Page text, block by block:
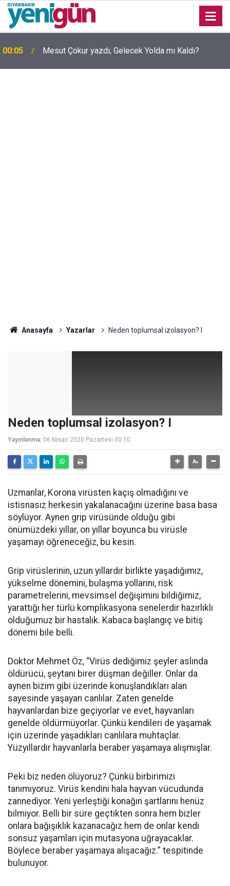
00:05 Mesut Çokur yazdı; Gelecek Yolda mı Kaldı?
Anasayfa Yazarlar Neden toplumsal izolasyon? I
Neden toplumsal izolasyon? I
Yayınlanma: 06 Nisan 2020 Pazartesi 00:10
Uzmanlar, Korona virüsten kaçış olmadığını ve
istisnasız herkesin yakalanacağını üzerine basa basa
söylüyor. Aynen grip virüsünde olduğu gibi
önümüzdeki yıllar, on yıllar boyunca bu virüsle
yaşamayı öğreneceğiz, bu kesin.
Grip virüslerinin, uzun yıllardır birlikte yaşadığımız,
yükselme dönemini, bulaşma yollarını, risk
parametrelerini, mevsimsel değişimini bildiğimiz,
yarattığı her türlü komplikasyona senelerdir hazırlıklı
olduğumuz bir hastalık. Kabaca başlangıç ve bitiş
dönemi bile belli.
Doktor Mehmet Öz, “Virüs dediğimiz şeyler aslında
öldürücü, şeytani birer düşman değiller. Onlar da
aynen bizim gibi üzerinde konuşlandıkları alan
sayesinde yaşayan canlılar. Zaten genelde
hayvanlardan bize geçiyorlar ve evet, hayvanları
genelde öldürmüyorlar. Çünkü kendileri de yaşamak
için üzerinde yaşadıkları canlılara muhtaçlar.
Yüzyıllardır hayvanlarla beraber yaşamaya alışmışlar.
Peki biz neden ölüyoruz? Çünkü birbirimizi
tanımıyoruz. Virüs kendini hala hayvan vücudunda
zannediyor. Yeni yerleştiği konağın şartlarını henüz
bilmiyor. Belli bir süre geçtikten sonra hem bizler
onlara bağışıklık kazanacağız hem de onlar kendi
sonsuz yaşamları için mutasyona uğrayacaklar.
Böylece beraber yaşamaya alışacağız.” tespitinde
bulunuyor.